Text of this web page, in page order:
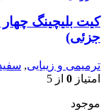
جزئی)
ترمیمی و زیبایی,
امتیاز 0 از 5
موجود